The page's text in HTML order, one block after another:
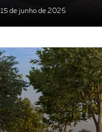
15 de junho de 2026